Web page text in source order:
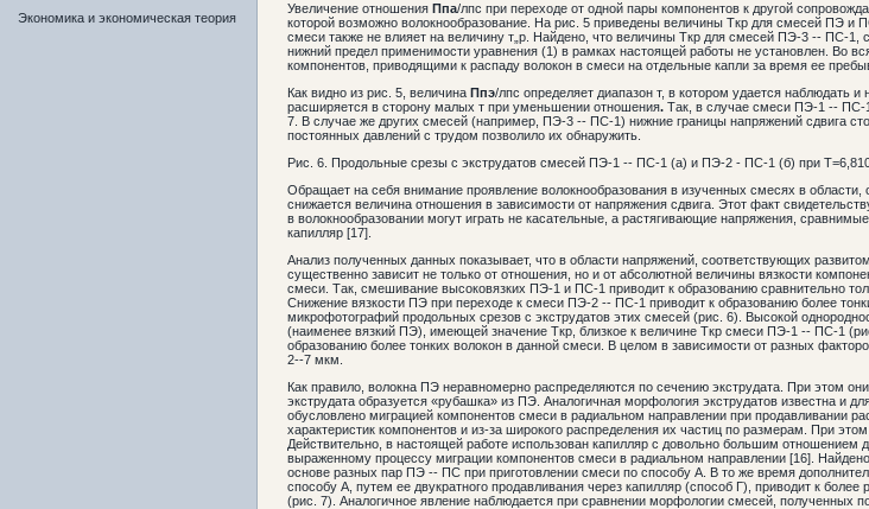
Экономика и экономическая теория
Увеличение отношения Ппа/лпс при переходе от одной пары компонентов к другой
которой возможно волокнообразование. На рис. 5 приведены величины Ткр для смесей ПЭ
смеси также не влияет на величину т„р. Найдено, что величины Ткр для смесей ПЭ-3 -- ПС-
нижний предел применимости уравнения (1) в рамках настоящей работы не установлен. Во
компонентов, приводящими к распаду волокон в смеси на отдельные капли за время ее
Как видно из рис. 5, величина Ппэ/лпс определяет диапазон т, в котором удается наблюдать
расширяется в сторону малых т при уменьшении отношения. Так, в случае смеси ПЭ-1 -- ПС-
7. В случае же других смесей (например, ПЭ-3 -- ПС-1) нижние границы напряжений сдвига
постоянных давлений с трудом позволило их обнаружить.
Рис. 6. Продольные срезы с экструдатов смесей ПЭ-1 -- ПС-1 (а) и ПЭ-2 - ПС-1 (б) при
Обращает на себя внимание проявление волокнообразования в изученных смесях в
снижается величина отношения в зависимости от напряжения сдвига. Этот факт
в волокнообразовании могут играть не касательные, а растягивающие напряжения,
капилляр [17].
Анализ полученных данных показывает, что в области напряжений, соответствующих
существенно зависит не только от отношения, но и от абсолютной величины вязкости
смеси. Так, смешивание высоковязких ПЭ-1 и ПС-1 приводит к образованию сравнительно
Снижение вязкости ПЭ при переходе к смеси ПЭ-2 -- ПС-1 приводит к образованию более
микрофотографий продольных срезов с экструдатов этих смесей (рис. 6). Высокой
(наименее вязкий ПЭ), имеющей значение Ткр, близкое к величине Ткр смеси ПЭ-1 -- ПС-1
образованию более тонких волокон в данной смеси. В целом в зависимости от разных
2--7 мкм.
Как правило, волокна ПЭ неравномерно распределяются по сечению экструдата. При этом
экструдата образуется «рубашка» из ПЭ. Аналогичная морфология экструдатов известна и
обусловлено миграцией компонентов смеси в радиальном направлении при продавливании
характеристик компонентов и из-за широкого распределения их частиц по размерам. При
Действительно, в настоящей работе использован капилляр с довольно большим отношением
выраженному процессу миграции компонентов смеси в радиальном направлении [16].
основе разных пар ПЭ -- ПС при приготовлении смеси по способу А. В то же время
способу А, путем ее двукратного продавливания через капилляр (способ Г), приводит к
(рис. 7). Аналогичное явление наблюдается при сравнении морфологии смесей, полученных